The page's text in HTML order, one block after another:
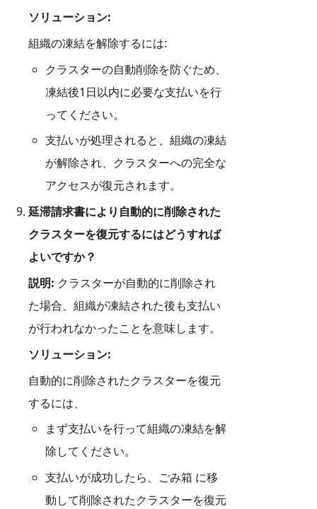
ソリューション:
組織の凍結を解除するには:
クラスターの自動削除を防ぐため、
凍結後1日以内に必要な支払いを行
ってください。
支払いが処理されると、組織の凍結
が解除され、クラスターへの完全な
アクセスが復元されます。
延滞請求書により自動的に削除された
クラスターを復元するにはどうすれば
よいですか？
説明: クラスターが自動的に削除され
た場合、組織が凍結された後も支払い
が行われなかったことを意味します。
ソリューション:
自動的に削除されたクラスターを復元
するには、
まず支払いを行って組織の凍結を解
除してください。
支払いが成功したら、ごみ箱 に移
動して削除されたクラスターを復元